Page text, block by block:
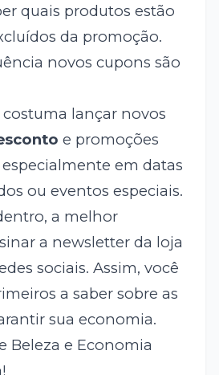
quais produtos estão
da promoção.
novos cupons são
costuma lançar novos
e promoções
em datas
ou eventos especiais.
a melhor
a newsletter da loja
sociais. Assim, você
a saber sobre as
sua economia.
Beleza e Economia